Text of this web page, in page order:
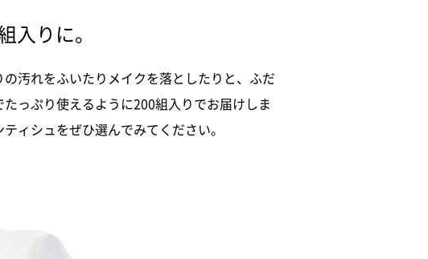
入りに。
汚れをふいたりメイクを落としたりと、ふだ
っぷり使えるように200組入りでお届けしま
ィシュをぜひ選んでみてください。